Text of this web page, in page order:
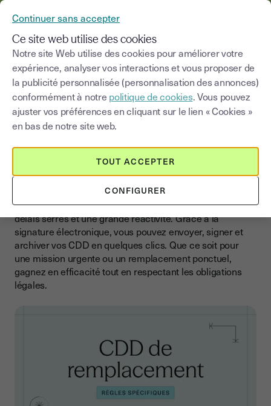
Blog|Documents >CDD
Choisir une catégorie Saisissez un terme
Faites signer vos CDD en
ligne en toute simplicité
Le contrat à durée déterminée implique souvent des
délais serrés et une grande réactivité. Grâce à la
signature électronique, vous pouvez envoyer, signer et
archiver vos CDD en quelques clics. Que ce soit pour
une mission urgente ou un remplacement ponctuel,
gagnez en efficacité tout en respectant les obligations
légales.
Continuer sans accepter
Ce site web utilise des cookies
Notre site Web utilise des cookies pour améliorer votre
expérience, analyser vos interactions et vous proposer de
la publicité personnalisée (personnalisation des annonces)
conformément à notre politique de cookies. Vous pouvez
ajuster vos préférences en cliquant sur le lien « Cookies »
en bas de notre site web.
CONFIGURER
TOUT ACCEPTER